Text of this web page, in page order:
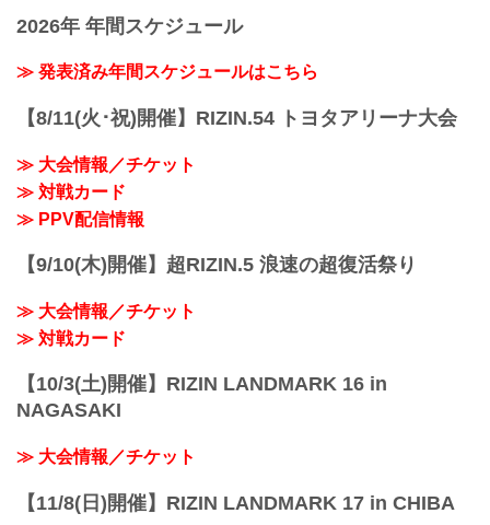
- YouTube
RIZIN.51 大会概要
／13:00開始（予定）
RIZIN MMAルール：5分 3R（71.0kg）
フェザー級タイトルマッチ／ラジャブア
レスニック
フェザー級タイトルマッチ
2026年 年間スケジュール
≫ 発表済み年間スケジュールはこちら
【8/11(火･祝)開催】RIZIN.54 トヨタアリーナ大会
≫ 大会情報／チケット
≫ 対戦カード
≫ PPV配信情報
【9/10(木)開催】超RIZIN.5 浪速の超復活祭り
≫ 大会情報／チケット
≫ 対戦カード
【10/3(土)開催】RIZIN LANDMARK 16 in
NAGASAKI
≫ 大会情報／チケット
【11/8(日)開催】RIZIN LANDMARK 17 in CHIBA